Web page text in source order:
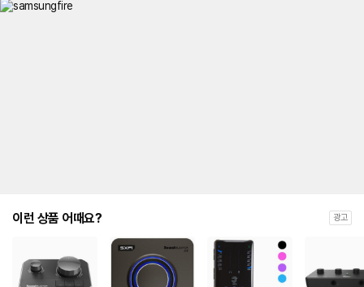
이런 상품 어때요? 광고